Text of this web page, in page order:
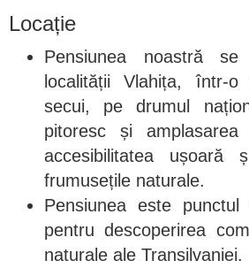
Locație
Pensiunea noastră
localității Vlahița, într-
secui, pe drumul
pitoresc și amplasarea
accesibilitatea ușoară
frumusețile naturale.
Pensiunea este
pentru descoperirea
naturale ale Transilvaniei.